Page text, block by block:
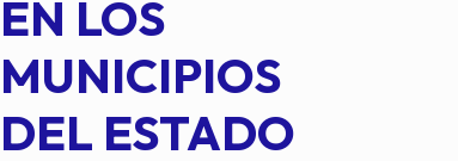
EN LOS
MUNICIPIOS
DEL ESTADO